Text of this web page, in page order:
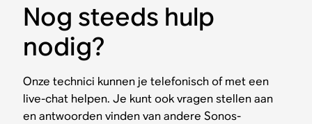
Nog steeds hulp
nodig?
Onze technici kunnen je telefonisch of met een
live-chat helpen. Je kunt ook vragen stellen aan
en antwoorden vinden van andere Sonos-